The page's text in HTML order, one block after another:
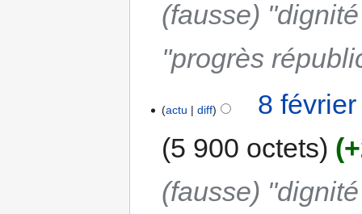
(fausse)
''progrès
actu diff
8
5 900 octets
(fausse)